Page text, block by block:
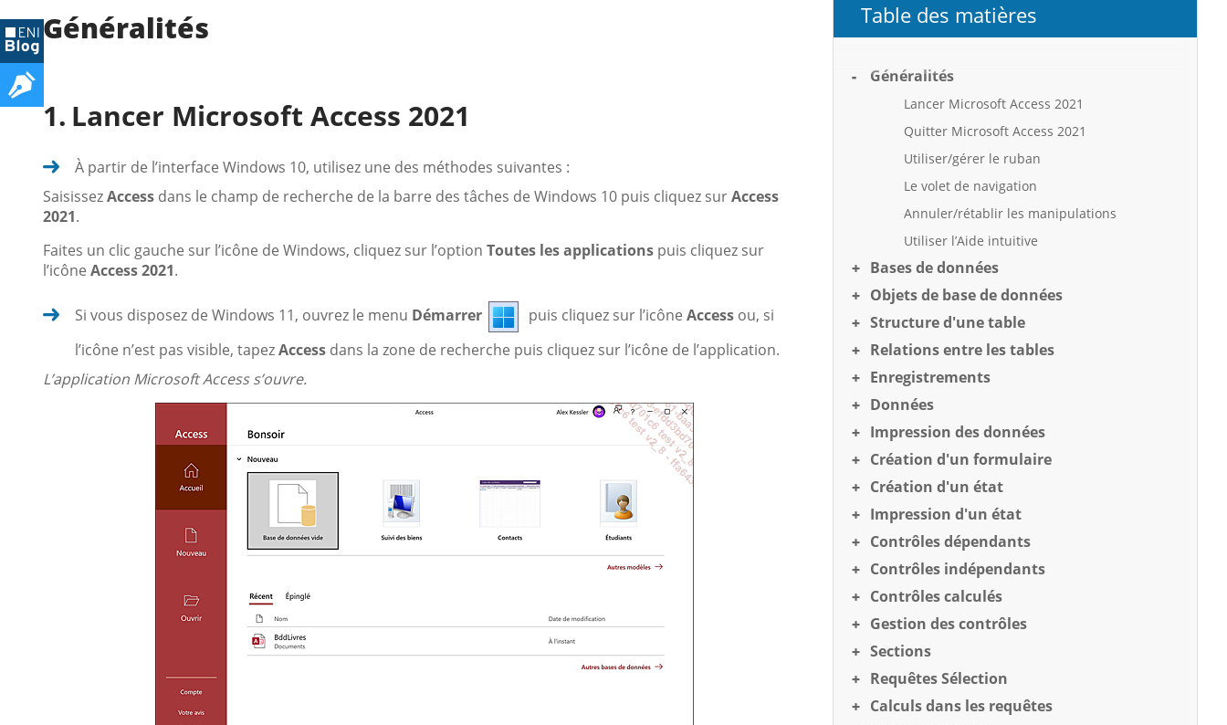
Généralités
Lancer Microsoft Access 2021
À partir de l’interface Windows 10, utilisez une des méthodes suivantes :
SaisissezAccess dans le champ de recherche de la barre des tâches de Windows 10 puis cliquez surAccess
2021.
Faites un clic gauche sur l’icône de Windows, cliquez sur l’option Toutes les applications puis cliquez sur
l’icône Access 2021.
Si vous disposez de Windows 11, ouvrez le menu Démarrer puis cliquez sur l’icône Access ou, si
l’icône n’est pas visible, tapezAccess dans la zone de recherche puis cliquez sur l’icône de l’application.
L’application Microsoft Access s’ouvre.
Table des matières
Généralités
Lancer Microsoft Access 2021
Quitter Microsoft Access 2021
Utiliser/gérer le ruban
Le volet de navigation
Annuler/rétablir les manipulations
Utiliser l’Aide intuitive
Bases de données
Objets de base de données
Structure d'une table
Relations entre les tables
Enregistrements
Données
Impression des données
Création d'un formulaire
Création d'un état
Impression d'un état
Contrôles dépendants
Contrôles indépendants
Contrôles calculés
Gestion des contrôles
Sections
Requêtes Sélection
Calculs dans les requêtes